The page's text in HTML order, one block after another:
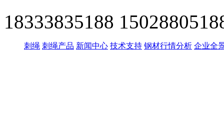
18333835188
刺绳 刺绳产品 新闻中心 技术支持 钢材行情分析 企业全